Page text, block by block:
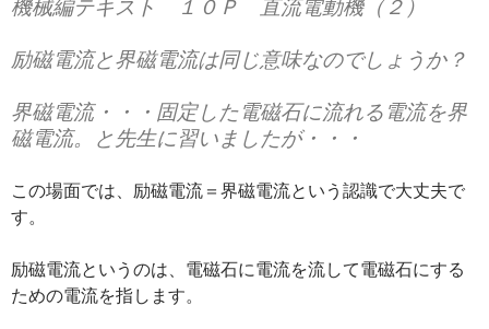
機械編テキスト １０Ｐ 直流電動機（２）
励磁電流と界磁電流は同じ意味なのでしょうか？
界磁電流・・・固定した電磁石に流れる電流を界
磁電流。と先生に習いましたが・・・
この場面では、励磁電流＝界磁電流という認識で大丈夫で
す。
励磁電流というのは、電磁石に電流を流して電磁石にする
ための電流を指します。